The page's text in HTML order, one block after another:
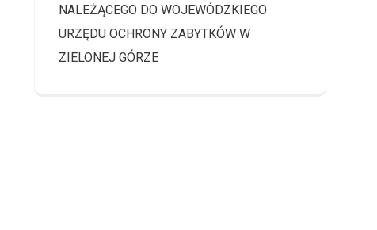
NALEŻĄCEGO DO WOJEWÓDZKIEGO
URZĘDU OCHRONY ZABYTKÓW W
ZIELONEJ GÓRZE